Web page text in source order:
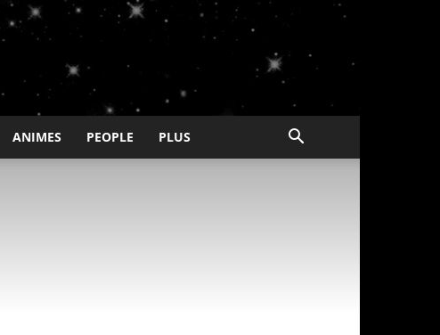
ANIMES PEOPLE PLUS